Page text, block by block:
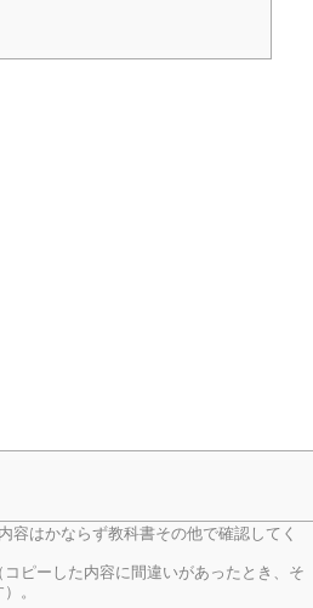
はかならず教科書その他で確認してく
ピーした内容に間違いがあったとき、そ
。